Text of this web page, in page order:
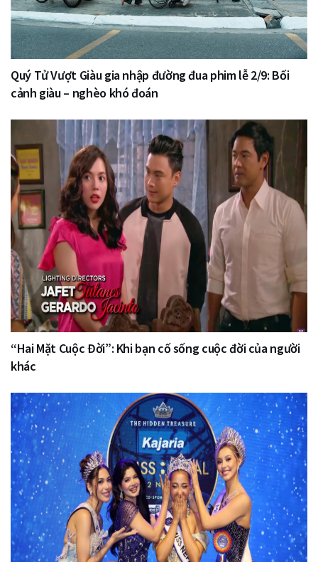
Quý Tử Vượt Giàu gia nhập đường đua phim lễ 2/9: Bối
cảnh giàu – nghèo khó đoán
“Hai Mặt Cuộc Đời”: Khi bạn cố sống cuộc đời của người
khác